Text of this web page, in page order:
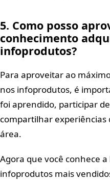
5. Como posso
conhecimento
infoprodutos?
Para aproveitar ao
nos infoprodutos, é
foi aprendido, participar
compartilhar experiências
área.
Agora que você conhece
infoprodutos mais